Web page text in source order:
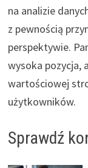
na analizie
z pewnością
perspektywie.
wysoka pozycja,
wartościowej
użytkowników.
Sprawdź